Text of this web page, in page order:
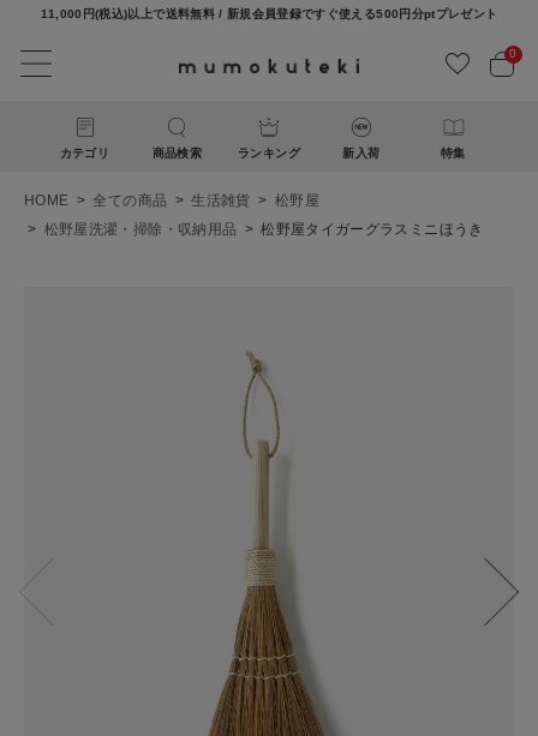
11,000円(税込)以上で送料無料 / 新規会員登録ですぐ使える500円分ptプレゼント
0
カテゴリ 商品検索 ランキング 新入荷 特集
HOME 全ての商品 生活雑貨
松野屋
松野屋洗濯・掃除・収納用品
松野屋タイガーグラスミニほうき